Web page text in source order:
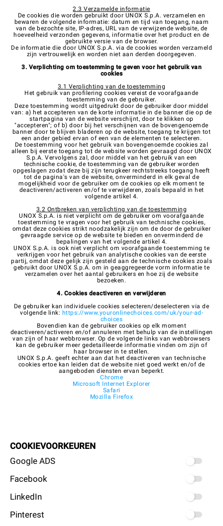
2.3 Verzamelde informatie
De cookies die worden gebruikt door UNOX S.p.A. verzamelen en
bewaren de volgende informatie: datum en tijd van toegang, naam
van de bezochte site, IP-adres, URL van de verwijzende website, de
hoeveelheid verzonden gegevens, informatie over het product en de
gebruikte versie van de browser.
De informatie die door UNOX S.p.A. via de cookies worden verzameld
zijn vertrouwelijk en worden niet aan derden doorgegeven.
3. Verplichting om toestemming te geven voor het gebruik van
cookies
3.1 Verplichting van de toestemming
Het gebruik van profilering cookies vereist de voorafgaande
toestemming van de gebruiker.
Deze toestemming wordt uitgedrukt door de gebruiker door middel
van: a) het accepteren van de korte informatie in de banner die op de
startpagina van de website verschijnt, door te klikken op
"accepteren"; of b) door bij het verschijnen van de bovengenoemde
banner door te blijven bladeren op de website, toegang te krijgen tot
een ander gebied ervan of een van de elementen te selecteren.
De toestemming voor het gebruik van bovengenoemde cookies zal
alleen bij eerste toegang tot de website worden gevraagd door UNOX
S.p.A. Vervolgens zal, door middel van het gebruik van een
technische cookie, de toestemming van de gebruiker worden
opgeslagen zodat deze bij zijn terugkeer rechtstreeks toegang heeft
tot de pagina's van de website, onverminderd in elk geval de
mogelijkheid voor de gebruiker om de cookies op elk moment te
deactiveren/activeren en/of te verwijderen, zoals bepaald in het
volgende artikel 4.
3.2 Ontbreken van verplichting van de toestemming
UNOX S.p.A. is niet verplicht om de gebruiker om voorafgaande
toestemming te vragen voor het gebruik van technische cookies,
omdat deze cookies strikt noodzakelijk zijn om de door de gebruiker
gevraagde service op de website te bieden en onverminderd de
bepalingen van het volgende artikel 4.
UNOX S.p.A. is ook niet verplicht om voorafgaande toestemming te
verkrijgen voor het gebruik van analytische cookies van de eerste
partij, omdat deze gelijk zijn gesteld aan de technische cookies zoals
gebruikt door UNOX S.p.A. om in geaggregeerde vorm informatie te
verzamelen over het aantal gebruikers en hoe zij de website
bezoeken.
4. Cookies deactiveren en verwijderen
De gebruiker kan individuele cookies selecteren/deselecteren via de
volgende link: https://www.youronlinechoices.com/uk/your-ad-
choices
Bovendien kan de gebruiker cookies op elk moment
deactiveren/activeren en/of annuleren met behulp van de instellingen
van zijn of haar webbrowser. Op de volgende links van webbrowsers
kan de gebruiker meer gedetailleerde informatie vinden om zijn of
haar browser in te stellen.
UNOX S.p.A. geeft echter aan dat het deactiveren van technische
cookies ertoe kan leiden dat de website niet goed werkt en/of de
aangeboden diensten ervan beperkt.
Chrome
Microsoft Internet Explorer
Safari
Mozilla Firefox
COOKIEVOORKEUREN
Google ADS
Facebook
LinkedIn
Pinterest